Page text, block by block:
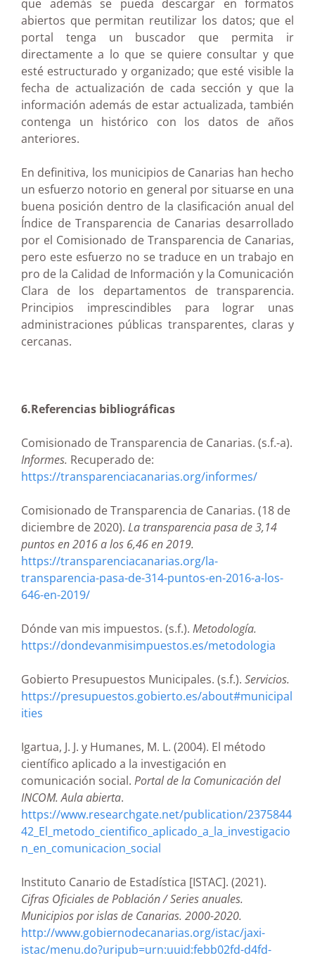
que además se pueda descargar en formatos
abiertos que permitan reutilizar los datos; que el
portal tenga un buscador que permita ir
directamente a lo que se quiere consultar y que
esté estructurado y organizado; que esté visible la
fecha de actualización de cada sección y que la
información además de estar actualizada, también
contenga un histórico con los datos de años
anteriores.
En definitiva, los municipios de Canarias han hecho
un esfuerzo notorio en general por situarse en una
buena posición dentro de la clasificación anual del
Índice de Transparencia de Canarias desarrollado
por el Comisionado de Transparencia de Canarias,
pero este esfuerzo no se traduce en un trabajo en
pro de la Calidad de Información y la Comunicación
Clara de los departamentos de transparencia.
Principios imprescindibles para lograr unas
administraciones públicas transparentes, claras y
cercanas.
6.Referencias bibliográficas
Comisionado de Transparencia de Canarias. (s.f.-a).
Informes. Recuperado de:
https://transparenciacanarias.org/informes/
Comisionado de Transparencia de Canarias. (18 de
diciembre de 2020). La transparencia pasa de 3,14
puntos en 2016 a los 6,46 en 2019.
https://transparenciacanarias.org/la-
transparencia-pasa-de-314-puntos-en-2016-a-los-
646-en-2019/
Dónde van mis impuestos. (s.f.). Metodología.
https://dondevanmisimpuestos.es/metodologia
Gobierto Presupuestos Municipales. (s.f.). Servicios.
https://presupuestos.gobierto.es/about#municipal
ities
Igartua, J. J. y Humanes, M. L. (2004). El método
científico aplicado a la investigación en
comunicación social. Portal de la Comunicación del
INCOM. Aula abierta.
https://www.researchgate.net/publication/2375844
42_El_metodo_cientifico_aplicado_a_la_investigacio
n_en_comunicacion_social
Instituto Canario de Estadística [ISTAC]. (2021).
Cifras Oficiales de Población / Series anuales.
Municipios por islas de Canarias. 2000-2020.
http://www.gobiernodecanarias.org/istac/jaxi-
istac/menu.do?uripub=urn:uuid:febb02fd-d4fd-